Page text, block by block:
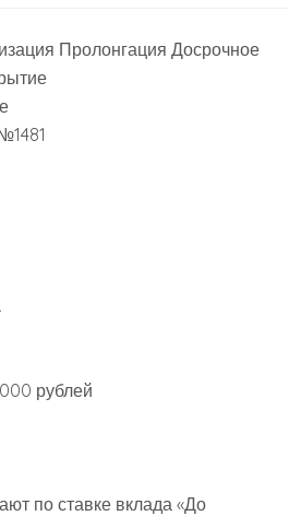
Пролонгация Досрочное
рублей
по ставке вклада «До